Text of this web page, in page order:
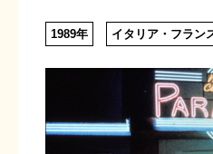
1989年 イタリア・フラン